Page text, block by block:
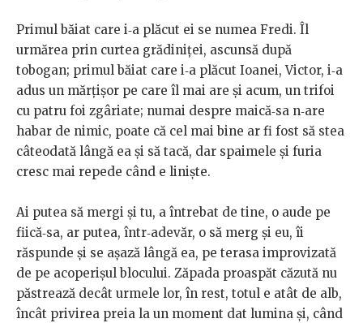
Primul băiat care i‑a plăcut ei se numea Fredi. Îl
urmărea prin curtea grădiniței, ascunsă după
tobogan; primul băiat care i‑a plăcut Ioanei, Victor, i‑a
adus un mărțișor pe care îl mai are și acum, un trifoi
cu patru foi zgâriate; numai despre maică‑sa n‑are
habar de nimic, poate că cel mai bine ar fi fost să stea
câteodată lângă ea și să tacă, dar spaimele și furia
cresc mai repede când e liniște.
Ai putea să mergi și tu, a întrebat de tine, o aude pe
fiică‑sa, ar putea, într‑adevăr, o să merg și eu, îi
răspunde și se așază lângă ea, pe terasa improvizată
de pe acoperișul blocului. Zăpada proaspăt căzută nu
păstrează decât urmele lor, în rest, totul e atât de alb,
încât privirea preia la un moment dat lumina și, când